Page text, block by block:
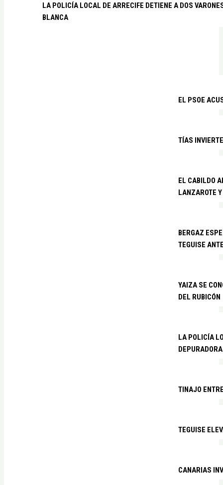
LA POLICÍA LOCAL DE ARRECIFE DETIENE A DOS
BLANCA
EL PSOE
TÍAS
EL CABILDO
LANZAROTE
BERGAZ
TEGUISE
YAIZA SE
DEL RUBICÓN
LA POLICÍA
TINAJO
TEGUISE
CANARIAS